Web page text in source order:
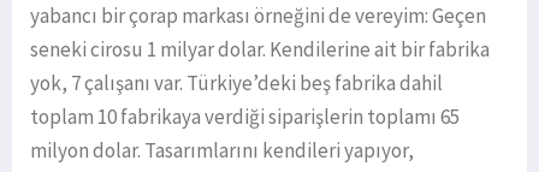
yabancı bir çorap markası örneğini de vereyim: Geçen
seneki cirosu 1 milyar dolar. Kendilerine ait bir fabrika
yok, 7 çalışanı var. Türkiye’deki beş fabrika dahil
toplam 10 fabrikaya verdiği siparişlerin toplamı 65
milyon dolar. Tasarımlarını kendileri yapıyor,